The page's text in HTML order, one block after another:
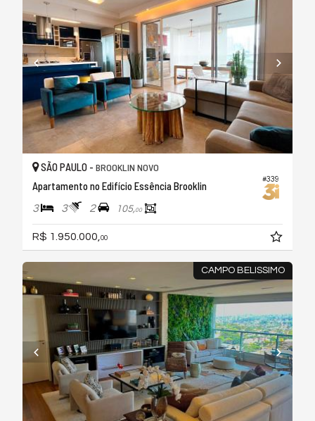
#339
SÃO PAULO - BROOKLIN NOVO
Apartamento no Edifício Essência Brooklin
3 3 2 105,00
R$ 1.950.000,00
CAMPO BELISSIMO